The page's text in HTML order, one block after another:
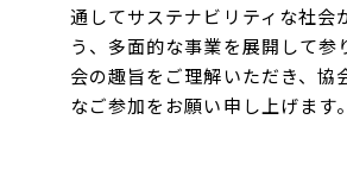
通してサステナビリティな社会
う、多面的な事業を展開して参
会の趣旨をご理解いただき、協
なご参加をお願い申し上げます。